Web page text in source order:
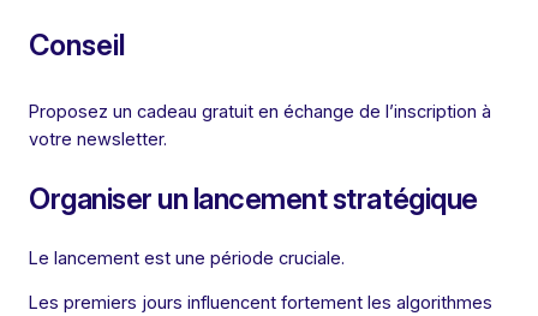
Conseil
Proposez un cadeau gratuit en échange de l’inscription à
votre newsletter.
Organiser un lancement stratégique
Le lancement est une période cruciale.
Les premiers jours influencent fortement les algorithmes